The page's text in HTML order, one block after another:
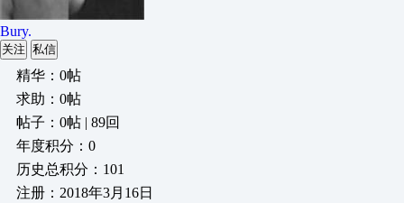
Bury.
关注 私信
精华：0帖
求助：0帖
帖子：0帖 | 89回
年度积分：0
历史总积分：101
注册：2018年3月16日